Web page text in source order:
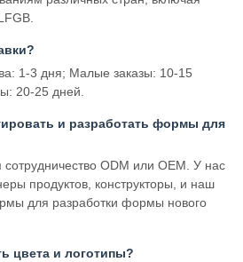
1-3 дня; Малые заказы: 10-15
20-25 дней.
и разработать формы для
ODM или OEM. У нас
продуктов, конструкторы, и наш
для разработки формы нового
цвета и логотипы?